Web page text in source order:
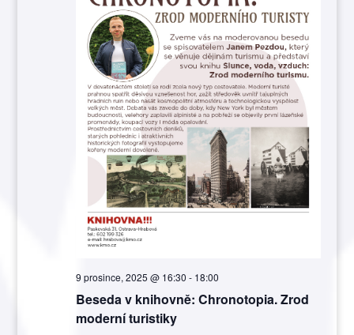
Beseda v knihovně: Chronotopia. Zrod
moderní turistiky
9 prosince, 2025 @ 16:30 - 18:00